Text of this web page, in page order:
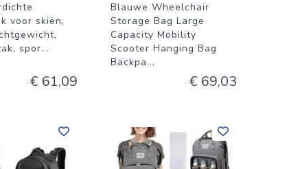
voor skiën,
spor...
€ 61,09
Blauwe Wheelchair
Storage Bag Large
Capacity Mobility
Scooter Hanging Bag
Backpa...
€ 69,03